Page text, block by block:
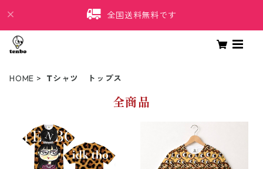
全国送料無料です
HOME Tシャツ トップス
全商品